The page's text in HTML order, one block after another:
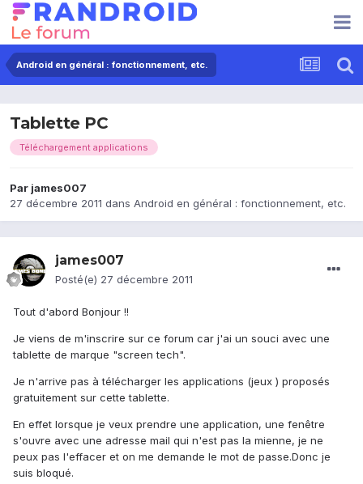
Android en général : fonctionnement, etc.
Tablette PC
Téléchargement applications
Par james007
27 décembre 2011 dans Android en général : fonctionnement, etc.
james007
Posté(e) 27 décembre 2011
Tout d'abord Bonjour !!
Je viens de m'inscrire sur ce forum car j'ai un souci avec une
tablette de marque "screen tech".
Je n'arrive pas à télécharger les applications (jeux ) proposés
gratuitement sur cette tablette.
En effet lorsque je veux prendre une application, une fenêtre
s'ouvre avec une adresse mail qui n'est pas la mienne, je ne
peux pas l'effacer et on me demande le mot de passe.Donc je
suis bloqué.